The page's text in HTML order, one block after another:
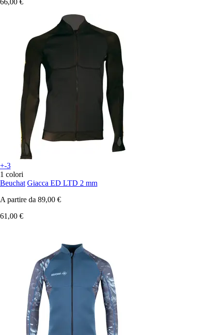
+-3
1 colori
Beuchat Giacca ED LTD 2 mm
A partire da 89,00 €
61,00 €